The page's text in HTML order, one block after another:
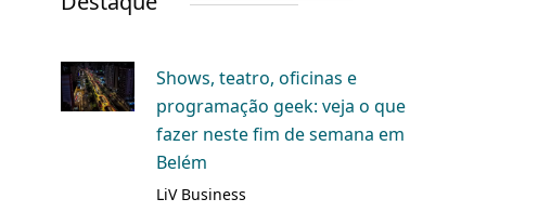
Shows, teatro, oficinas e
programação geek: veja o que
fazer neste fim de semana em
Belém
LiV Business